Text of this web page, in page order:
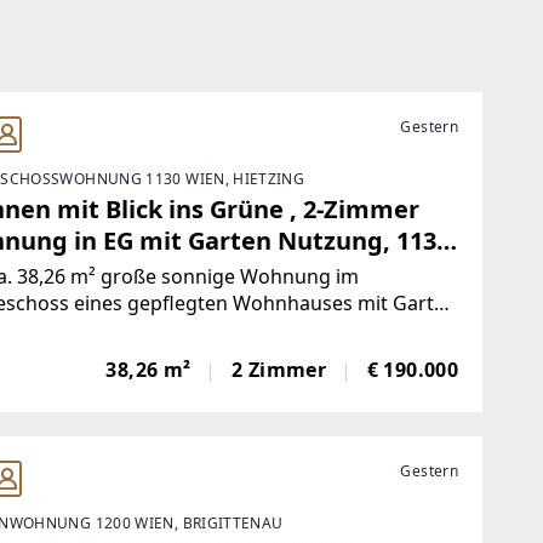
Gestern
1130 WIEN, HIETZING
mit Blick ins Grüne , 2-Zimmer
in EG mit Garten Nutzung, 1130
nähe U4.
38,26 m² große sonnige Wohnung im
eines gepflegten Wohnhauses mit Garten
weist einen überschaubaren
auf und bietet viel Potenzial
38,26 m² 2 Zimmer € 190.000
Gestern
1200 WIEN, BRIGITTENAU